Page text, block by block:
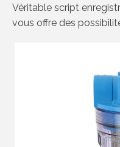
Véritable script
vous offre des